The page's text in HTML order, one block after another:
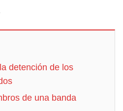
detención de los
de una banda